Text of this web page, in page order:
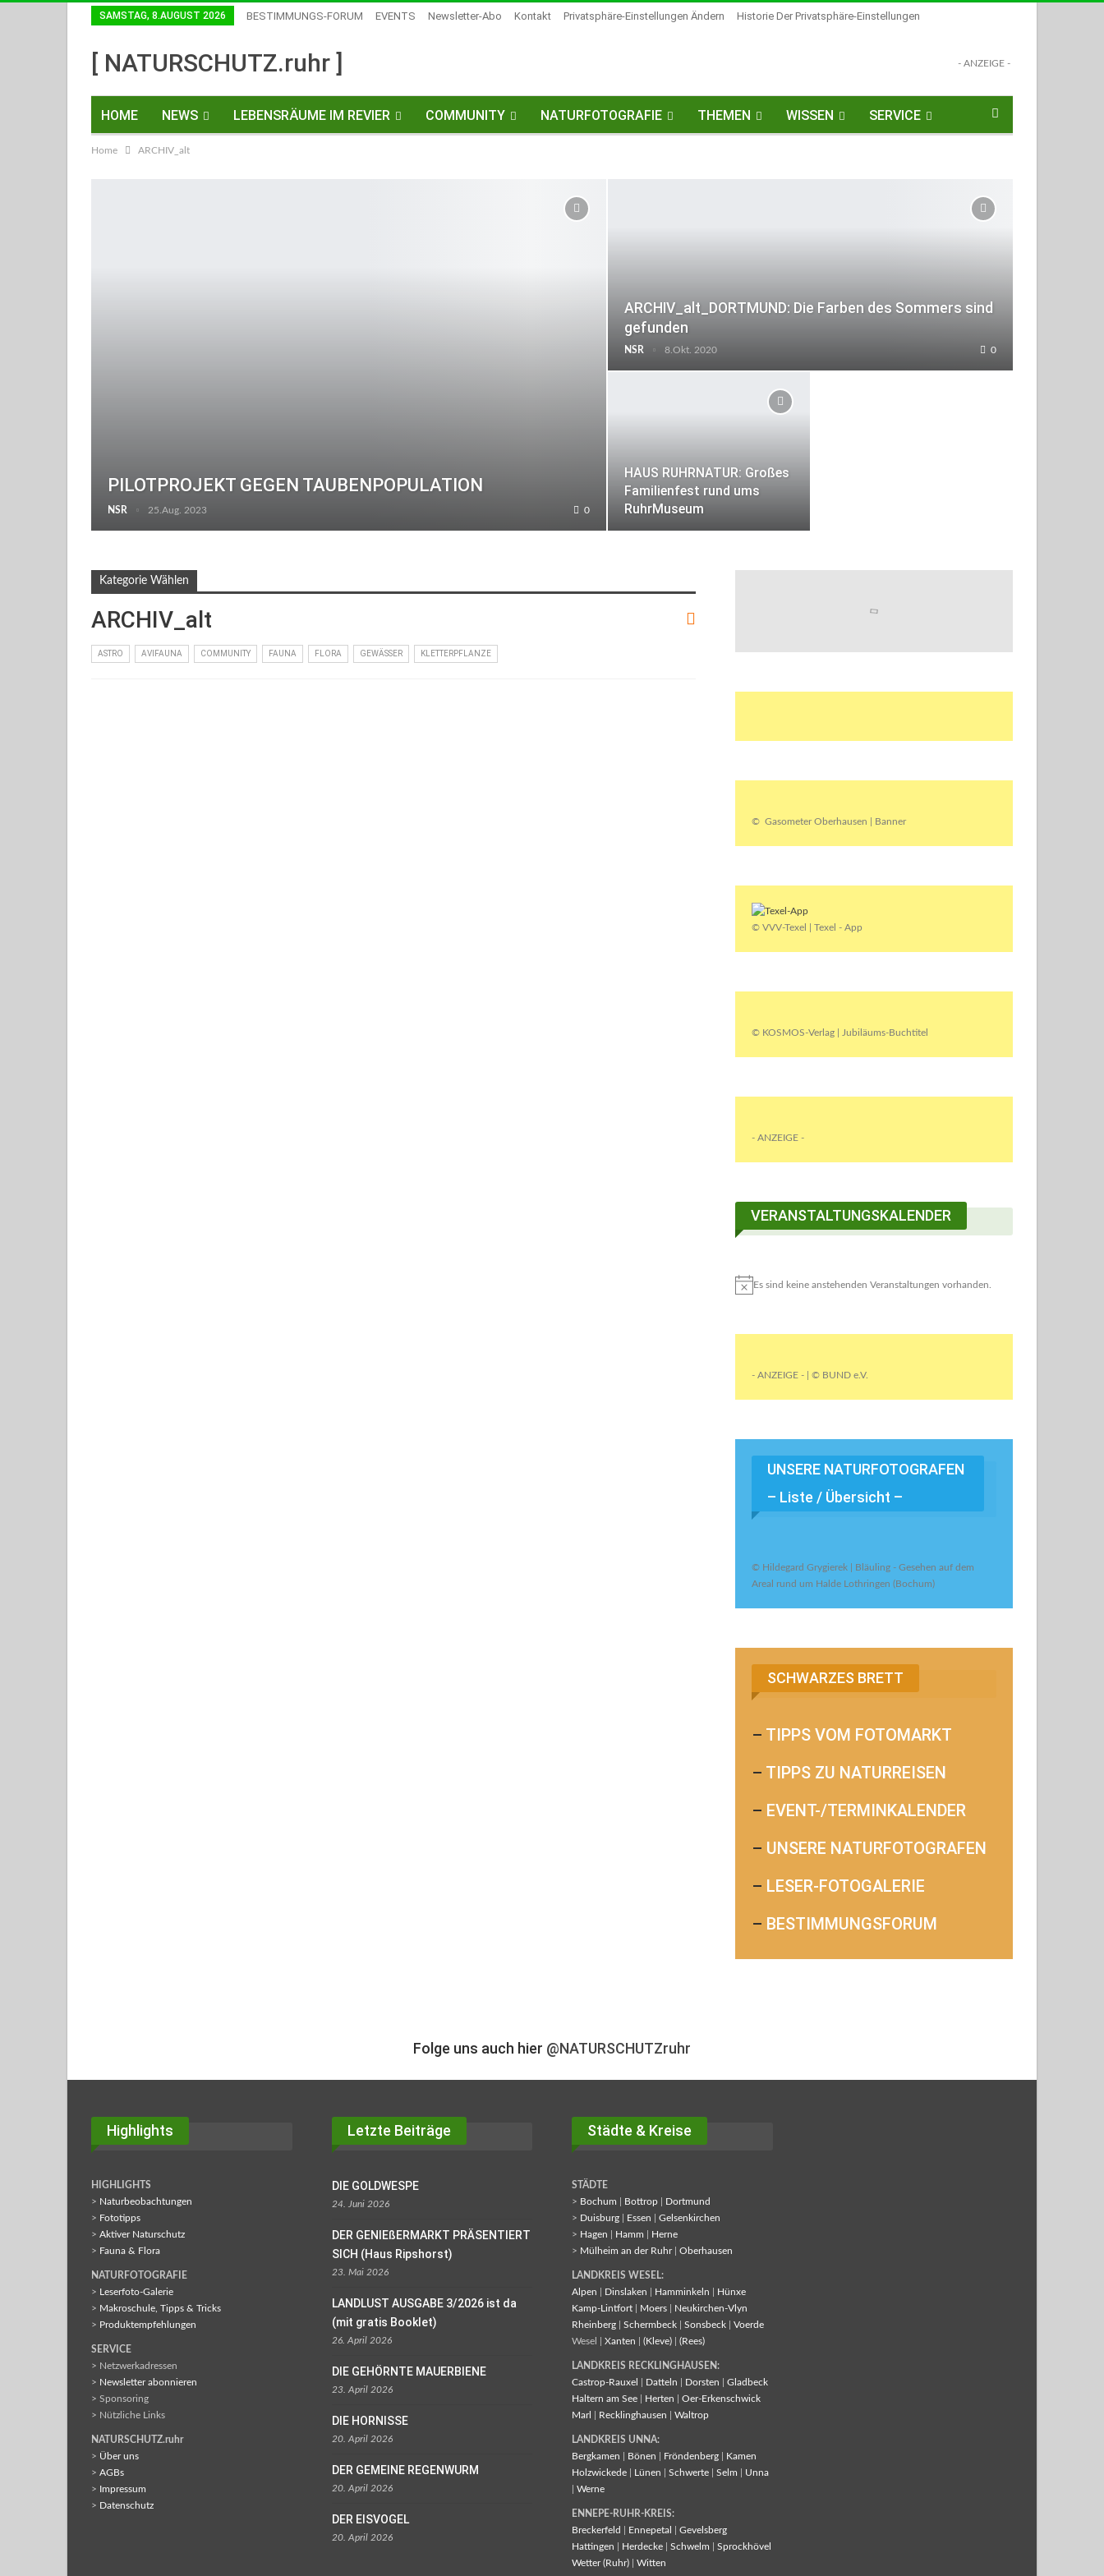
SAMSTAG, 8.AUGUST 2026 BESTIMMUNGS-FORUM EVENTS Newsletter-Abo Kontakt Privatsphäre-Einstellungen Ändern
Historie Der Privatsphäre-Einstellungen
[ NATURSCHUTZ.ruhr ] - ANZEIGE -
HOME NEWS LEBENSRÄUME IM REVIER COMMUNITY NATURFOTOGRAFIE THEMEN WISSEN SERVICE
KONTAKT
Home ARCHIV_alt
PILOTPROJEKT GEGEN TAUBENPOPULATION
NSR 25.Aug. 2023 0
ARCHIV_alt_DORTMUND: Die Farben des Sommers sind
gefunden
NSR 8.Okt. 2020 0
HAUS RUHRNATUR: Großes
Familienfest rund ums
RuhrMuseum
Kategorie Wählen
ARCHIV_alt
ASTRO AVIFAUNA COMMUNITY FAUNA FLORA GEWÄSSER KLETTERPFLANZE
© Gasometer Oberhausen | Banner
© VVV-Texel | Texel - App
© KOSMOS-Verlag | Jubiläums-Buchtitel
- ANZEIGE -
VERANSTALTUNGSKALENDER
Es sind keine anstehenden Veranstaltungen vorhanden.
- ANZEIGE - | © BUND e.V.
UNSERE NATURFOTOGRAFEN
– Liste / Übersicht –
© Hildegard Grygierek | Bläuling - Gesehen auf dem
Areal rund um Halde Lothringen (Bochum)
SCHWARZES BRETT
– TIPPS VOM FOTOMARKT
– TIPPS ZU NATURREISEN
– EVENT-/TERMINKALENDER
– UNSERE NATURFOTOGRAFEN
– LESER-FOTOGALERIE
– BESTIMMUNGSFORUM
Folge uns auch hier @NATURSCHUTZruhr
Highlights
HIGHLIGHTS
> Naturbeobachtungen
> Fototipps
> Aktiver Naturschutz
> Fauna & Flora
NATURFOTOGRAFIE
> Leserfoto-Galerie
> Makroschule, Tipps & Tricks
> Produktempfehlungen
SERVICE
> Netzwerkadressen
> Newsletter abonnieren
> Sponsoring
> Nützliche Links
NATURSCHUTZ.ruhr
> Über uns
> AGBs
> Impressum
> Datenschutz
Letzte Beiträge
DIE GOLDWESPE
24. Juni 2026
DER GENIEßERMARKT PRÄSENTIERT
SICH (Haus Ripshorst)
23. Mai 2026
LANDLUST AUSGABE 3/2026 ist da
(mit gratis Booklet)
26. April 2026
DIE GEHÖRNTE MAUERBIENE
23. April 2026
DIE HORNISSE
20. April 2026
DER GEMEINE REGENWURM
20. April 2026
DER EISVOGEL
20. April 2026
Städte & Kreise
STÄDTE
> Bochum Bottrop
Dortmund
> Duisburg Essen
Gelsenkirchen
> Hagen Hamm
Herne
> Mülheim an der Ruhr| Oberhausen
LANDKREIS WESEL:
Alpen
Dinslaken Hamminkeln
Hünxe
Kamp-Lintfort
Moers
Neukirchen-Vlyn
Rheinberg
Schermbeck Sonsbeck
Voerde
Wesel | Xanten (Kleve) (Rees)
LANDKREIS RECKLINGHAUSEN:
Castrop-Rauxel
Datteln Dorsten
Gladbeck
Haltern am See
Herten
Oer-Erkenschwick
Marl
Recklinghausen Waltrop
LANDKREIS UNNA:
Bergkamen
Bönen Fröndenberg
Kamen
Holzwickede
Lünen Schwerte Selm
Unna
Werne
ENNEPE-RUHR-KREIS:
Breckerfeld
Ennepetal
Gevelsberg
Hattingen
Herdecke Schwelm
Sprockhövel
Wetter (Ruhr)
Witten